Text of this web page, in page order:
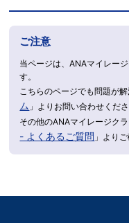
ご注意
当ページは、ANAマイレー
す。
こちらのページでも問題が
ム 」よりお問い合わせくださ
その他のANAマイレージク
- よくあるご質問 」より